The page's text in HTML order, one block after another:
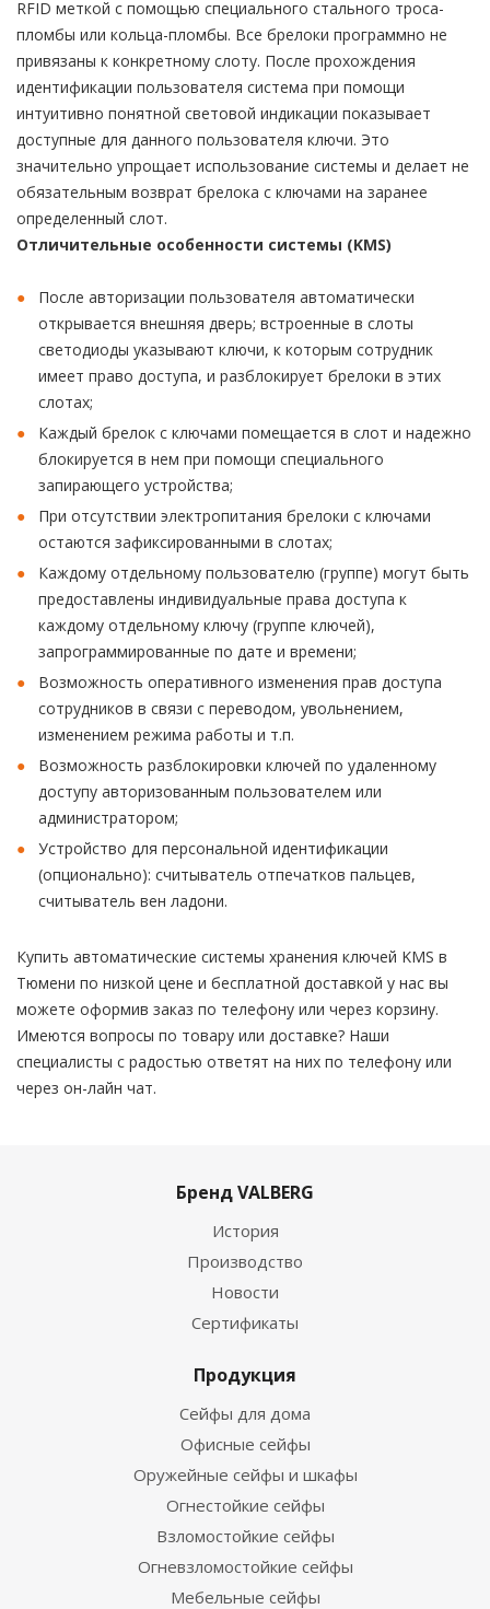
RFID меткой с помощью специального стального троса-
пломбы или кольца-пломбы. Все брелоки программно не
привязаны к конкретному слоту. После прохождения
идентификации пользователя система при помощи
интуитивно понятной световой индикации показывает
доступные для данного пользователя ключи. Это
значительно упрощает использование системы и делает не
обязательным возврат брелока с ключами на заранее
определенный слот.
Отличительные особенности системы (KMS)
После авторизации пользователя автоматически
открывается внешняя дверь; встроенные в слоты
светодиоды указывают ключи, к которым сотрудник
имеет право доступа, и разблокирует брелоки в этих
слотах;
Каждый брелок с ключами помещается в слот и надежно
блокируется в нем при помощи специального
запирающего устройства;
При отсутствии электропитания брелоки с ключами
остаются зафиксированными в слотах;
Каждому отдельному пользователю (группе) могут быть
предоставлены индивидуальные права доступа к
каждому отдельному ключу (группе ключей),
запрограммированные по дате и времени;
Возможность оперативного изменения прав доступа
сотрудников в связи с переводом, увольнением,
изменением режима работы и т.п.
Возможность разблокировки ключей по удаленному
доступу авторизованным пользователем или
администратором;
Устройство для персональной идентификации
(опционально): считыватель отпечатков пальцев,
считыватель вен ладони.
Купить автоматические системы хранения ключей KMS в
Тюмени по низкой цене и бесплатной доставкой у нас вы
можете оформив заказ по телефону или через корзину.
Имеются вопросы по товару или доставке? Наши
специалисты с радостью ответят на них по телефону или
через он-лайн чат.
Бренд VALBERG
История
Производство
Новости
Сертификаты
Продукция
Сейфы для дома
Офисные сейфы
Оружейные сейфы и шкафы
Огнестойкие сейфы
Взломостойкие сейфы
Огневзломостойкие сейфы
Мебельные сейфы